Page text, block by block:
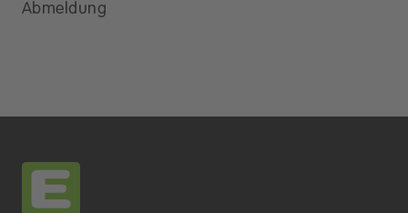
Abmeldung